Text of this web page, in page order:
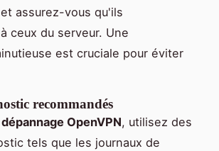
assurez-vous qu'ils
ceux du serveur. Une
est cruciale pour éviter
recommandés
dépannage OpenVPN, utilisez des
tels que les journaux de